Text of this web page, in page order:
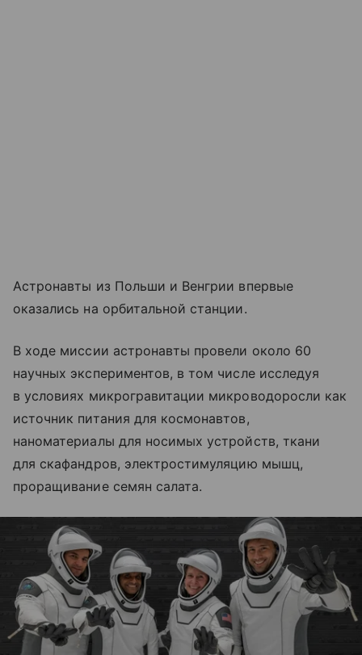
Астронавты из Польши и Венгрии впервые
оказались на орбитальной станции.
В ходе миссии астронавты провели около 60
научных экспериментов, в том числе исследуя
в условиях микрогравитации микроводоросли как
источник питания для космонавтов,
наноматериалы для носимых устройств, ткани
для скафандров, электростимуляцию мышц,
проращивание семян салата.